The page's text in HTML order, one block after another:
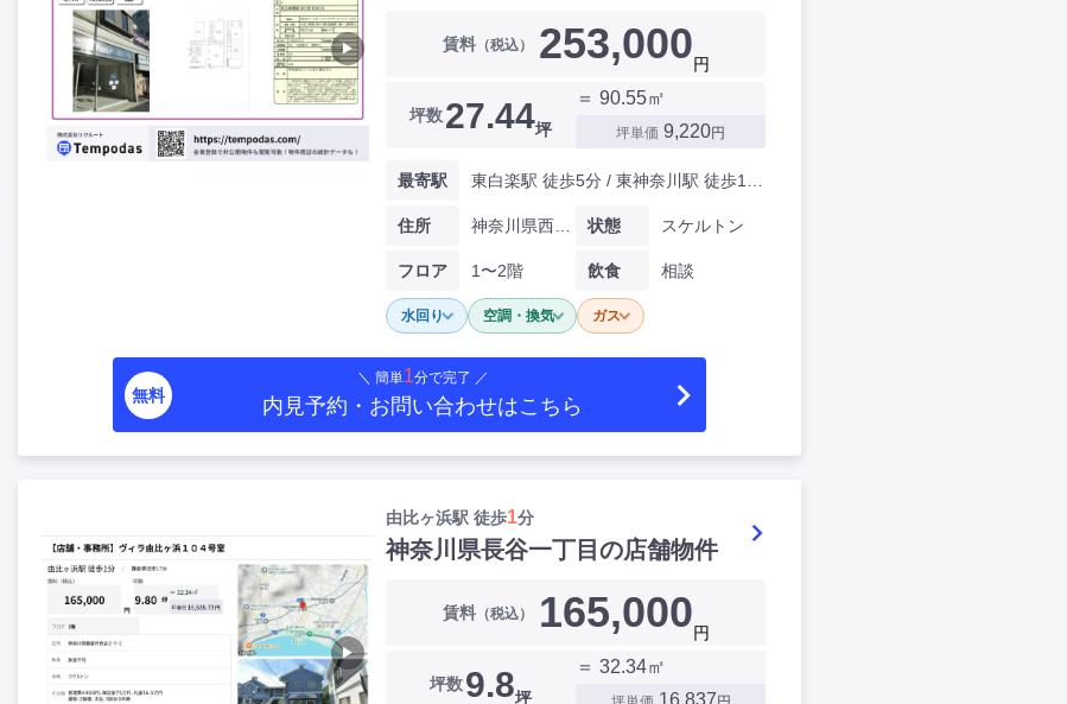
▶ 賃料（税込） 253,000円
坪数27.44坪
＝ 90.55㎡
坪単価 9,220円
最寄駅
住所
フロア 1〜2階
状態 スケルトン
飲食 相談
水回り 空調・換気 ガス
無料
＼ 簡単1分で完了 ／
内見予約・お問い合わせはこちら
▶
由比ヶ浜駅 徒歩1分
神奈川県長谷一丁目の店舗物件
賃料（税込） 165,000円
坪数9.8坪
＝ 32.34㎡
16,837